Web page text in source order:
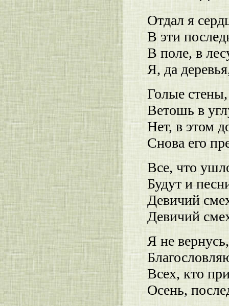
Отдал я
В эти
В поле, в
Я, да
Голые
Ветошь в
Нет, в этом
Снова его
Все, что
Будут и
Девичий
Девичий
Я не
Всех, кто
Осень,